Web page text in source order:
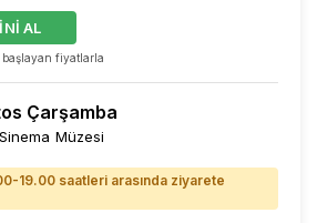
fiyatlarla
AL
Çarşamba
Müzesi
19.00 saatleri arasında ziyarete